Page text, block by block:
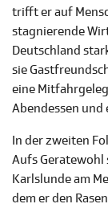
trifft er auf
stagnierende
Deutschland
sie
eine
Abendessen und
In der zweiten
Aufs Geratewohl
Karlslunde am
dem er den